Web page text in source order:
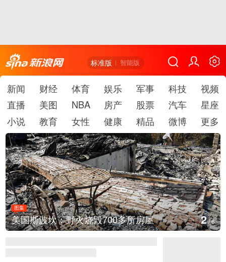
标准版 智能版
新闻 财经 体育 娱乐 军事 科技
视频
直播
美图 NBA 房产 股票 汽车
星座
小说
教育 女性 健康 精品 微博 更多
图集
叙利亚：大马士革发生爆炸 3/6